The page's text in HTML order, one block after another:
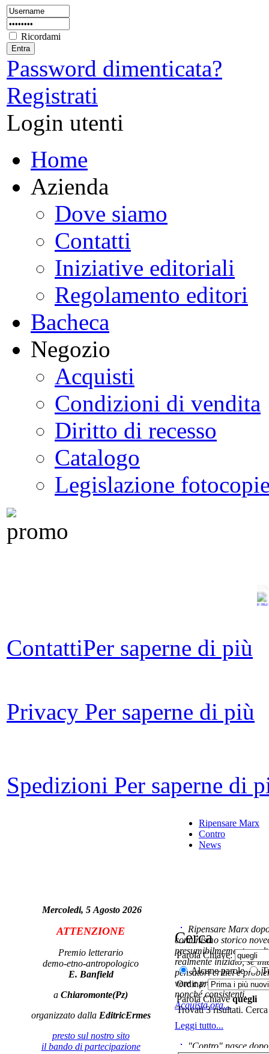
Ricordami
Password dimenticata?
Registrati
Login utenti
Home
Azienda
Dove siamo
Contatti
Iniziative editoriali
Regolamento editori
Bacheca
Negozio
Acquisti
Condizioni di vendita
Diritto di recesso
Catalogo
Legislazione
Il
ContattiPer saperne di più
Privacy Per saperne di più
Spedizioni Per saperne di
Mercoledi, 5 Agosto 2026
ATTENZIONE
Premio letterario
demo-etno-antropologico
E. Banfield
a Chiaromonte(Pz)
organizzato dalla EditricErmes
presto sul nostro sito
il bando di partecipazione
Ripensare Marx
Contro
News
Ripensare Marx
comunismo storico
presumibilmemente
realmente iniziato, se
pensatori critici e
vere e proprie correnti
nonché consistenti.
Acquista ora...
Leggi tutto...
"Contro" nasce
Cerca
Parola Chiave:
Alcune parole
Ordina:
Parola Chiavequegli
Trovati 3 risultati.